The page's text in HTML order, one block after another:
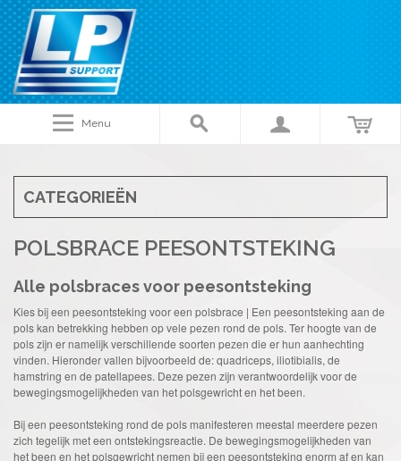
Menu
CATEGORIEËN
POLSBRACE PEESONTSTEKING
Alle polsbraces voor peesontsteking
Kies bij een peesontsteking voor een polsbrace | Een peesontsteking aan de
pols kan betrekking hebben op vele pezen rond de pols. Ter hoogte van de
pols zijn er namelijk verschillende soorten pezen die er hun aanhechting
vinden. Hieronder vallen bijvoorbeeld de: quadriceps, iliotibialis, de
hamstring en de patellapees. Deze pezen zijn verantwoordelijk voor de
bewegingsmogelijkheden van het polsgewricht en het been.
Bij een peesontsteking rond de pols manifesteren meestal meerdere pezen
zich tegelijk met een ontstekingsreactie. De bewegingsmogelijkheden van
het been en het polsgewricht nemen bij een peesontsteking enorm af en kan